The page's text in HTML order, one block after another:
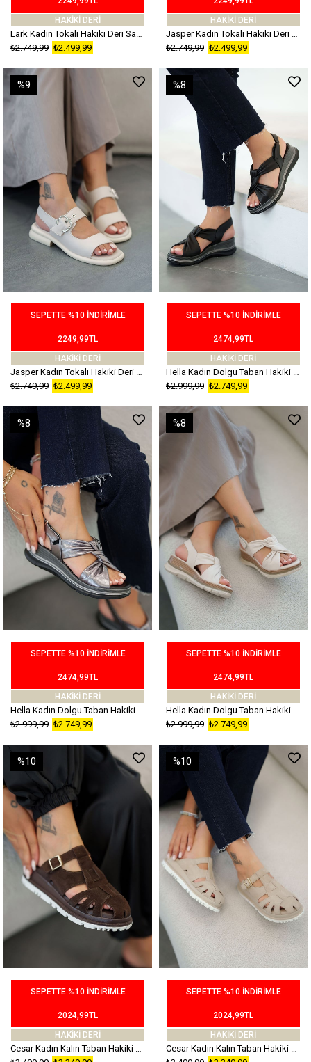
HAKİKİ DERİ
Lark Kadın Tokalı Hakiki Deri Sandalet Siyah
₺2.499,99
₺2.749,99
HAKİKİ DERİ
Jasper Kadın Tokalı Hakiki Deri Sandalet Siyah
₺2.499,99
₺2.749,99
SEPETTE %10 İNDİRİMLE
2249,99TL
HAKİKİ DERİ
Jasper Kadın Tokalı Hakiki Deri Sandalet Bej
₺2.499,99
₺2.749,99
%9
SEPETTE %10 İNDİRİMLE
2474,99TL
HAKİKİ DERİ
Hella Kadın Dolgu Taban Hakiki Deri Sandalet Siyah
₺2.749,99
₺2.999,99
%8
SEPETTE %10 İNDİRİMLE
2474,99TL
HAKİKİ DERİ
Hella Kadın Dolgu Taban Hakiki Deri Sandalet Platin
₺2.749,99
₺2.999,99
%8
SEPETTE %10 İNDİRİMLE
2474,99TL
HAKİKİ DERİ
Hella Kadın Dolgu Taban Hakiki Deri Sandalet Ekru
₺2.749,99
₺2.999,99
%8
SEPETTE %10 İNDİRİMLE
2024,99TL
HAKİKİ DERİ
Cesar Kadın Kalın Taban Hakiki Süet Deri Terlik Kahverengi
%10
SEPETTE %10 İNDİRİMLE
2024,99TL
HAKİKİ DERİ
Cesar Kadın Kalın Taban Hakiki Süet Deri Terlik Bej
%10